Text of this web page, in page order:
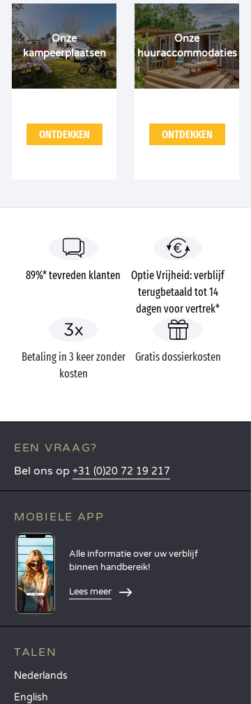
Onze
kampeerplaatsen
ONTDEKKEN
Onze
huuraccommodaties
ONTDEKKEN
89%* tevreden klanten
Optie Vrijheid: verblijf
terugbetaald tot 14
dagen voor vertrek*
Betaling in 3 keer zonder
kosten
Gratis dossierkosten
EEN VRAAG?
Bel ons op +31 (0)20 72 19 217
MOBIELE APP
Alle informatie over uw verblijf
binnen handbereik!
Lees meer
TALEN
Nederlands
English